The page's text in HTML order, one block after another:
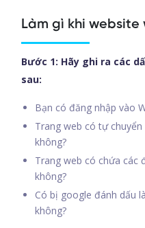
Làm gì khi website
Bước 1: Hãy ghi ra các
sau:
Bạn có đăng nhập vào
Trang web có tự
không?
Trang web có chứa các
không?
Có bị google đánh dấu
không?